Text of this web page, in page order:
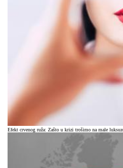
Efekt crvenog ruža: Zašto u krizi trošimo na male